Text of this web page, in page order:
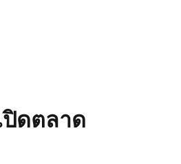
ปิดตลาด